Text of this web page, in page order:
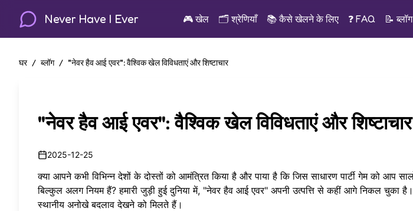
Never Have I Ever 🎮खेल 🗂️श्रेणियाँ 📚कैसे खेलने के लिए ❓ FAQ 📝ब्लॉग
घर / ब्लॉग / "नेवर हैव आई एवर": वैश्विक खेल विविधताएं और शिष्टाचार
"नेवर हैव आई एवर": वैश्विक खेल विविधताएं और शिष्टाचार
2025-12-25
क्या आपने कभी विभिन्न देशों के दोस्तों को आमंत्रित किया है और पाया है कि जिस साधारण पार्टी गेम को
बिल्कुल अलग नियम हैं? हमारी जुड़ी हुई दुनिया में, "नेवर हैव आई एवर" अपनी उत्पत्ति से कहीं आगे निकल चुका
स्थानीय अनोखे बदलाव देखने को मिलते हैं।